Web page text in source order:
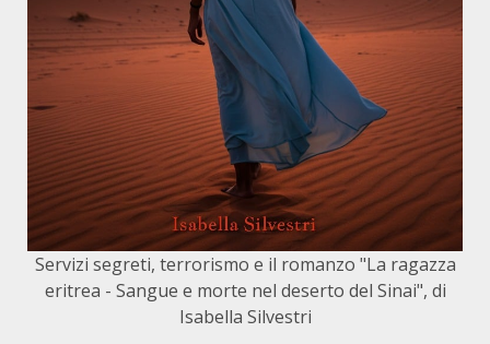
Servizi segreti, terrorismo e il romanzo "La ragazza
eritrea - Sangue e morte nel deserto del Sinai", di
Isabella Silvestri